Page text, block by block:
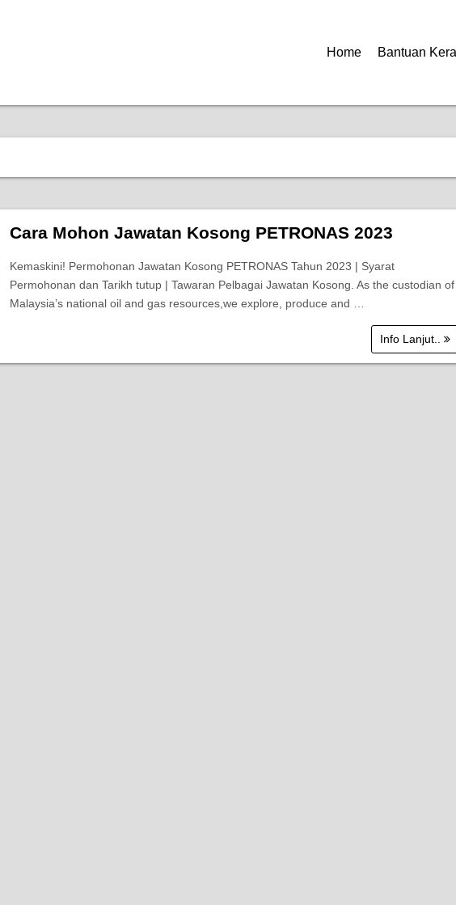
Home Bantuan
Cara Mohon Jawatan Kosong PETRONAS 2023
Kemaskini! Permohonan Jawatan Kosong PETRONAS Tahun 2023 | Syarat
Permohonan dan Tarikh tutup | Tawaran Pelbagai Jawatan Kosong. As the custodian of
Malaysia’s national oil and gas resources,we explore, produce and …
Info Lanjut..